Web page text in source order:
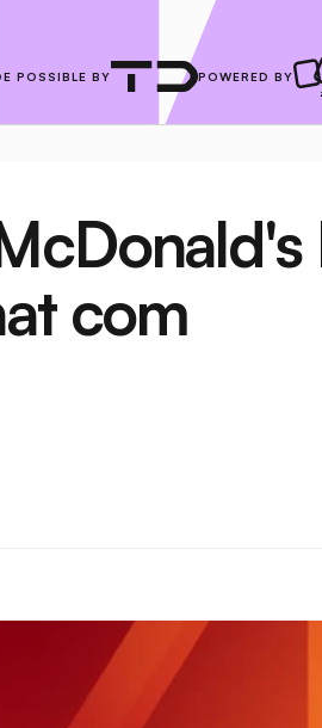
POSSIBLE BY POWERED BY
com